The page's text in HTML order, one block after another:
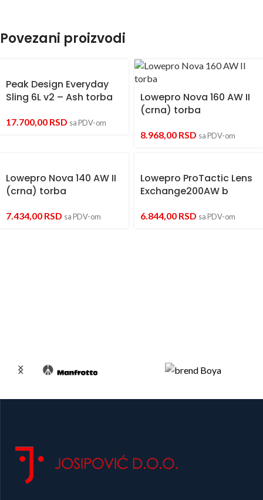
Povezani proizvodi
Peak Design Everyday
Sling 6L v2 – Ash torba
17.700,00 RSD sa PDV-om
Lowepro Nova 160 AW II
(crna) torba
8.968,00 RSD sa PDV-om
Lowepro Nova 140 AW II
(crna) torba
7.434,00 RSD sa PDV-om
Lowepro ProTactic Lens
Exchange200AW b
6.844,00 RSD sa PDV-om